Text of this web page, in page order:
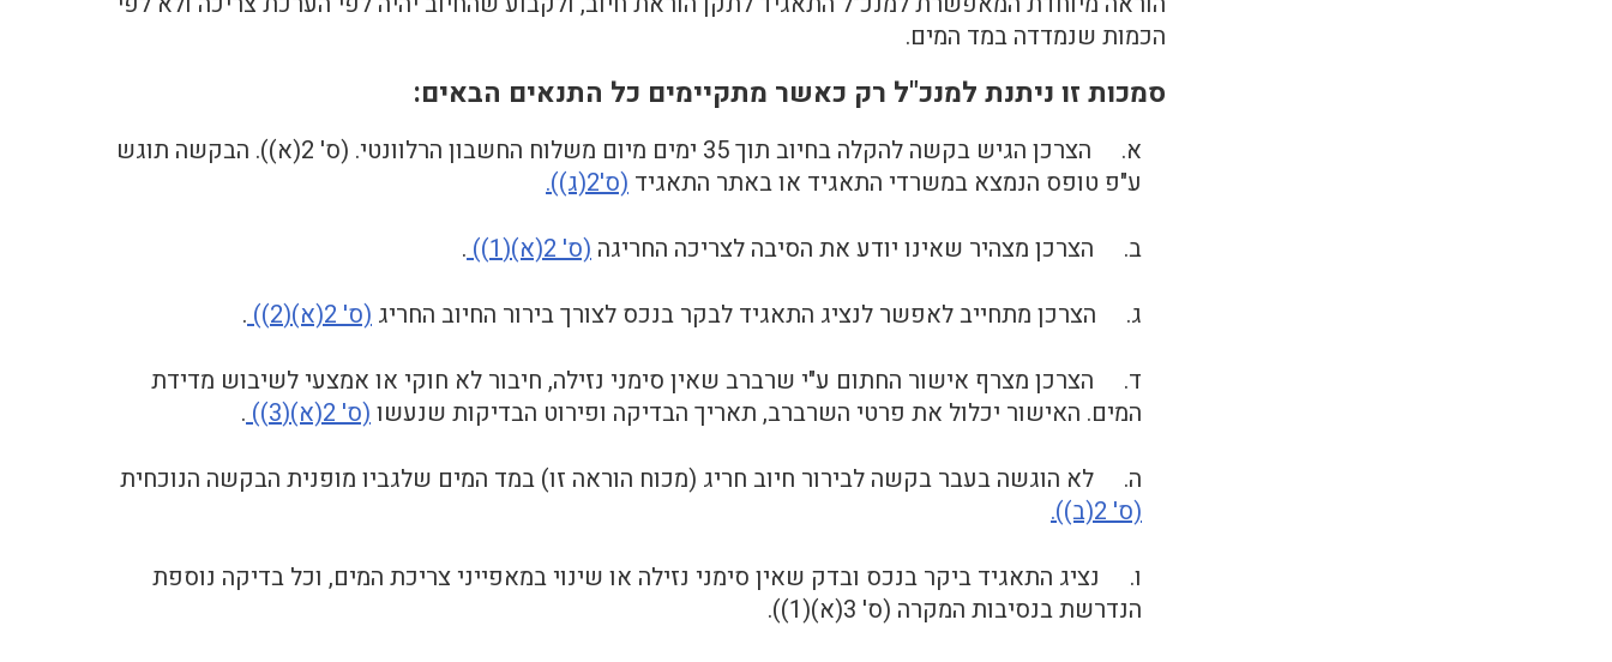
הכמות שנמדדה במד המים.
סמכות זו ניתנת למנכ"ל רק כאשר מתקיימים כל התנאים הבאים:
א. הצרכן הגיש בקשה להקלה בחיוב תוך 35 ימים מיום משלוח החשבון הרלוונטי. (ס' 2(א)). הבקשה תוגש
ע"פ טופס הנמצא במשרדי התאגיד או באתר התאגיד (ס'2(ג)).
ב. הצרכן מצהיר שאינו יודע את הסיבה לצריכה החריגה (ס' 2(א)(1))
.
ג. הצרכן מתחייב לאפשר לנציג התאגיד לבקר בנכס לצורך בירור החיוב החריג (ס' 2(א)(2))
.
ד. הצרכן מצרף אישור החתום ע"י שרברב שאין סימני נזילה, חיבור לא חוקי או אמצעי לשיבוש מדידת
המים. האישור יכלול את פרטי השרברב, תאריך הבדיקה ופירוט הבדיקות שנעשו(ס' 2(א)(3))
.
ה. לא הוגשה בעבר בקשה לבירור חיוב חריג (מכוח הוראה זו) במד המים שלגביו מופנית הבקשה הנוכחית
(ס' 2(ב)).
ו. נציג התאגיד ביקר בנכס ובדק שאין סימני נזילה או שינוי במאפייני צריכת המים, וכל בדיקה נוספת
הנדרשת בנסיבות המקרה (ס' 3(א)(1)).